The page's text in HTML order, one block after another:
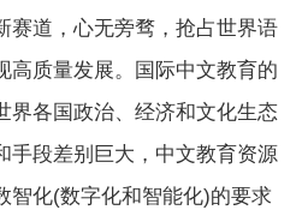
赛道，心无旁骛，抢占世界语
高质量发展。国际中文教育的
界各国政治、经济和文化生态
手段差别巨大，中文教育资源
智化(数字化和智能化)的要求